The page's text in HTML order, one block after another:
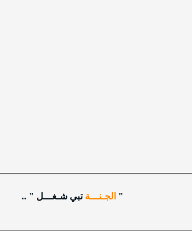
" الجـنـــة تبي شـغـــل " ..